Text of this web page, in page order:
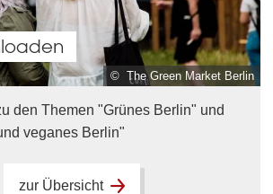
© The Green Market Berlin
den Themen "Grünes Berlin" und
veganes Berlin"
zur Übersicht